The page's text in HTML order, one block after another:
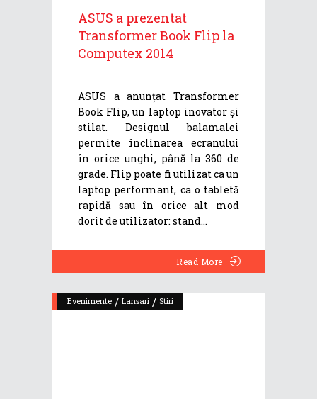
ASUS a prezentat
Transformer Book Flip la
Computex 2014
ASUS a anunțat Transformer
Book Flip, un laptop inovator și
stilat. Designul balamalei
permite înclinarea ecranului
în orice unghi, până la 360 de
grade. Flip poate fi utilizat ca un
laptop performant, ca o tabletă
rapidă sau în orice alt mod
dorit de utilizator: stand
Read More
Evenimente / Lansari / Stiri